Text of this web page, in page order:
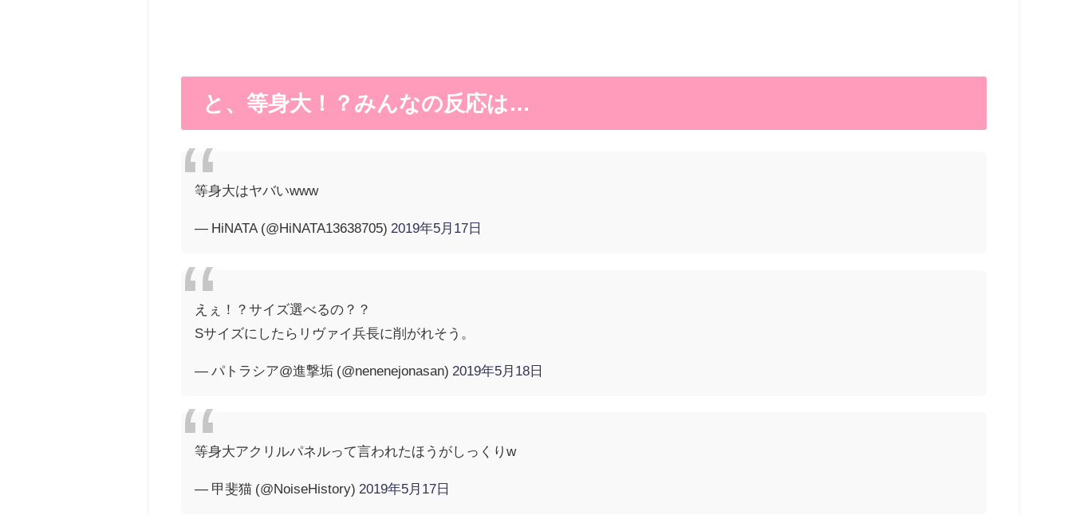
と、等身大！？みんなの反応は…
等身大はヤバいwww
— HiNATA (@HiNATA13638705) 2019年5月17日
えぇ！？サイズ選べるの？？
Sサイズにしたらリヴァイ兵長に削がれそう。
— パトラシア@進撃垢 (@nenenejonasan) 2019年5月18日
等身大アクリルパネルって言われたほうがしっくりw
— 甲斐猫 (@NoiseHistory) 2019年5月17日